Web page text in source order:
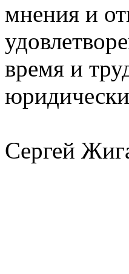
мнения и
время и
Сергей